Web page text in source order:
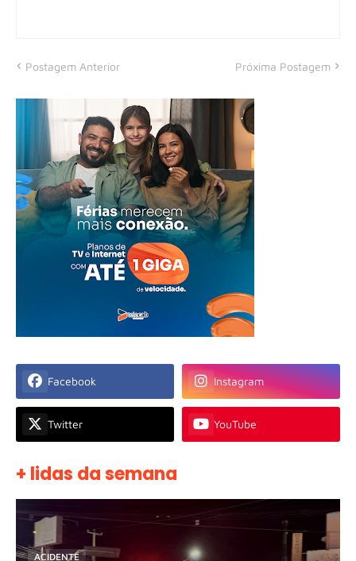
Postagem Anterior Próxima Postagem
Facebook Instagram
Twitter YouTube
+ lidas da semana
ACIDENTE